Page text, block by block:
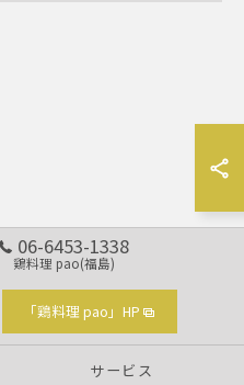
06-6453-1338
鶏料理 pao(福島)
「鶏料理 pao」HP
サービス